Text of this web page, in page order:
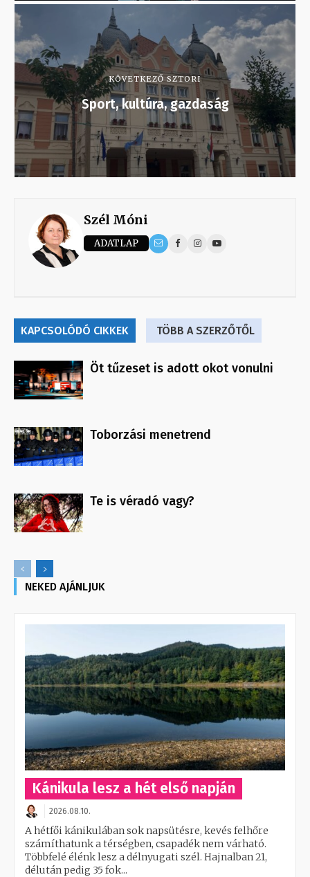
KÖVETKEZŐ SZTORI
Sport, kultúra, gazdaság
Szél Móni
ADATLAP
KAPCSOLÓDÓ CIKKEK TÖBB A SZERZŐTŐL
Öt tűzeset is adott okot vonulni
Toborzási menetrend
Te is véradó vagy?
NEKED AJÁNLJUK
Kánikula lesz a hét első napján
2026.08.10.
A hétfői kánikulában sok napsütésre, kevés felhőre
számíthatunk a térségben, csapadék nem várható.
Többfelé élénk lesz a délnyugati szél. Hajnalban 21,
délután pedig 35 fok...